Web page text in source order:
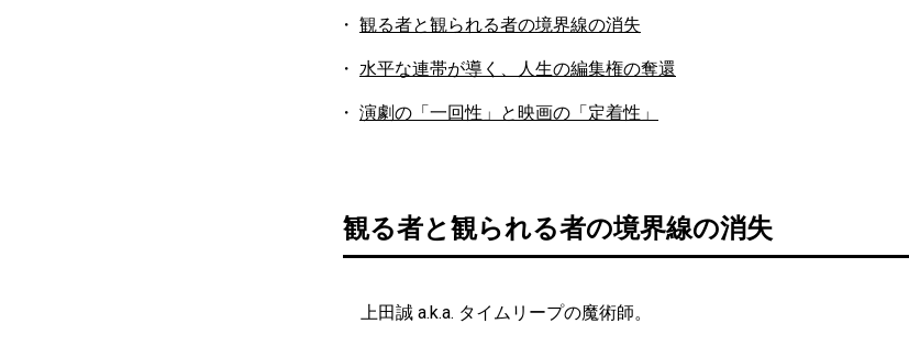
観る者と観られる者の境界線の消失
水平な連帯が導く、人生の編集権の奪還
演劇の「一回性」と映画の「定着性」
観る者と観られる者の境界線の消失
上田誠 a.k.a. タイムリープの魔術師。